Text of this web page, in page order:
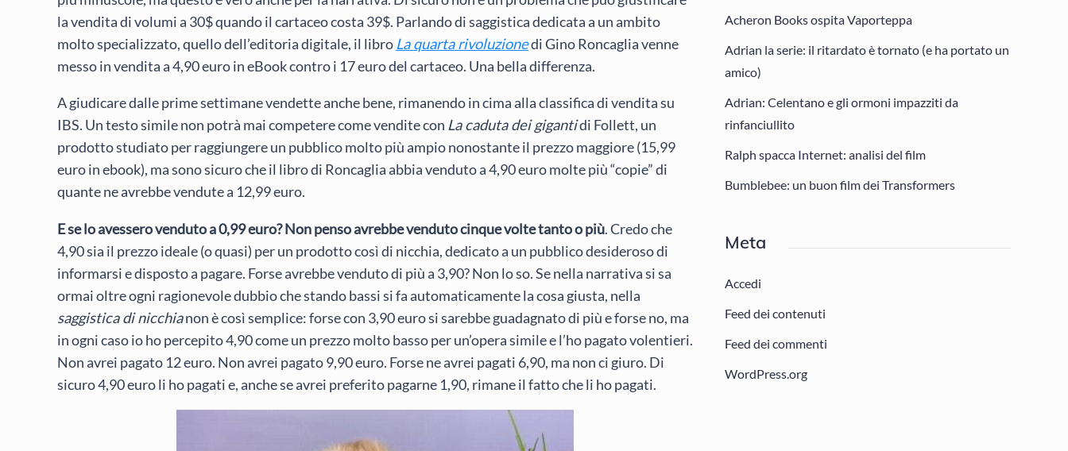
la vendita di volumi a 30$ quando il cartaceo costa 39$. Parlando di saggistica dedicata a un ambito
molto specializzato, quello dell’editoria digitale, il libro La quarta rivoluzionedi Gino Roncaglia venne
messo in vendita a 4,90 euro in eBook contro i 17 euro del cartaceo. Una bella differenza.
A giudicare dalle prime settimane vendette anche bene, rimanendo in cima alla classifica di vendita su
IBS. Un testo simile non potrà mai competere come vendite con La caduta dei gigantidi Follett, un
prodotto studiato per raggiungere un pubblico molto più ampio nonostante il prezzo maggiore (15,99
euro in ebook), ma sono sicuro che il libro di Roncaglia abbia venduto a 4,90 euro molte più “copie” di
quante ne avrebbe vendute a 12,99 euro.
E se lo avessero venduto a 0,99 euro? Non penso avrebbe venduto cinque volte tanto o più. Credo che
4,90 sia il prezzo ideale (o quasi) per un prodotto così di nicchia, dedicato a un pubblico desideroso di
informarsi e disposto a pagare. Forse avrebbe venduto di più a 3,90? Non lo so. Se nella narrativa si sa
ormai oltre ogni ragionevole dubbio che stando bassi si fa automaticamente la cosa giusta, nella
saggistica di nicchianon è così semplice: forse con 3,90 euro si sarebbe guadagnato di più e forse no, ma
in ogni caso io ho percepito 4,90 come un prezzo molto basso per un’opera simile e l’ho pagato volentieri.
Non avrei pagato 12 euro. Non avrei pagato 9,90 euro. Forse ne avrei pagati 6,90, ma non ci giuro. Di
sicuro 4,90 euro li ho pagati e, anche se avrei preferito pagarne 1,90, rimane il fatto che li ho pagati.
Acheron Books ospita Vaporteppa
Adrian la serie: il ritardato è tornato (e ha portato un
amico)
Adrian: Celentano e gli ormoni impazziti da
rinfanciullito
Ralph spacca Internet: analisi del film
Bumblebee: un buon film dei Transformers
Meta
Accedi
Feed dei contenuti
Feed dei commenti
WordPress.org